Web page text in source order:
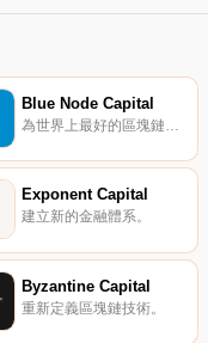
Blue Node Capital
Exponent Capital
建立新的金融體系。
Byzantine Capital
重新定義區塊鏈技術。